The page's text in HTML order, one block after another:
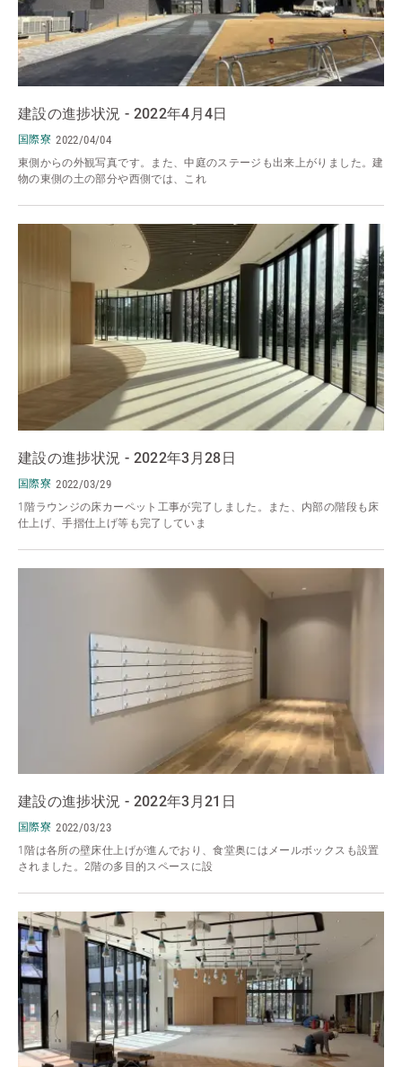
建設の進捗状況 - 2022年4月4日
国際寮 2022/04/04
東側からの外観写真です。また、中庭のステージも出来上がりました。建
物の東側の土の部分や西側では、これ
建設の進捗状況 - 2022年3月28日
国際寮 2022/03/29
1階ラウンジの床カーペット工事が完了しました。また、内部の階段も床
仕上げ、手摺仕上げ等も完了していま
建設の進捗状況 - 2022年3月21日
国際寮 2022/03/23
1階は各所の壁床仕上げが進んでおり、食堂奥にはメールボックスも設置
されました。2階の多目的スペースに設